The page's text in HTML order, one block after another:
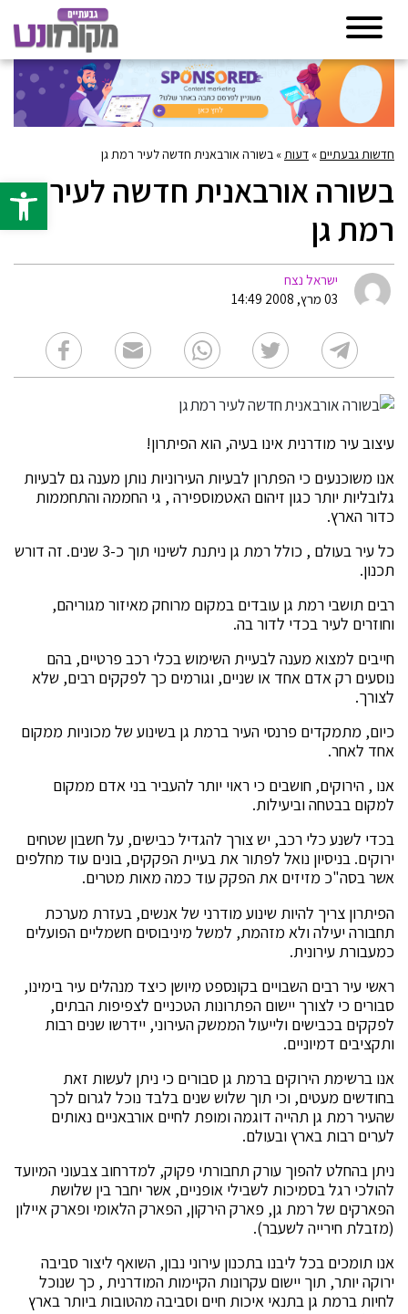
פתח
חדשות גבעתיים» דעות » בשורה אורבאנית חדשה לעיר רמת גן
בשורה אורבאנית חדשה לעיר
רמת גן
ישראל נצח
03 מרץ, 2008 14:49
עיצוב עיר מודרנית אינו בעיה, הוא הפיתרון!
אנו משוכנעים כי הפתרון לבעיות העירוניות נותן מענה גם לבעיות
גלובליות יותר כגון זיהום האטמוספירה , גי החממה והתחממות
כדור הארץ.
כל עיר בעולם , כולל רמת גן ניתנת לשינוי תוך כ-3 שנים. זה דורש
תכנון.
רבים תושבי רמת גן עובדים במקום מרוחק מאיזור מגוריהם,
וחוזרים לעיר בכדי לדור בה.
חייבים למצוא מענה לבעיית השימוש בכלי רכב פרטיים, בהם
נוסעים רק אדם אחד או שניים, וגורמים כך לפקקים רבים, שלא
לצורך.
כיום, מתמקדים פרנסי העיר ברמת גן בשינוע של מכוניות ממקום
אחד לאחר.
אנו , הירוקים, חושבים כי ראוי יותר להעביר בני אדם ממקום
למקום בבטחה וביעילות.
בכדי לשנע כלי רכב, יש צורך להגדיל כבישים, על חשבון שטחים
ירוקים. בניסיון נואל לפתור את בעיית הפקקים, בונים עוד מחלפים
אשר בסה"כ מזיזים את הפקק עוד כמה מאות מטרים.
הפיתרון צריך להיות שינוע מודרני של אנשים, בעזרת מערכת
תחבורה יעילה ולא מזהמת, למשל מיניבוסים חשמליים הפועלים
כמעבורת עירונית.
ראשי עיר רבים השבויים בקונספט מיושן כיצד מנהלים עיר בימינו,
סבורים כי לצורך יישום הפתרונות הטכניים לצפיפות הבתים,
לפקקים בכבישים ולייעול הממשק העירוני, יידרשו שנים רבות
ותקציבים דמיוניים.
אנו ברשימת הירוקים ברמת גן סבורים כי ניתן לעשות זאת
בחודשים מעטים, וכי תוך שלוש שנים בלבד נוכל לגרום לכך
שהעיר רמת גן תהייה דוגמה ומופת לחיים אורבאניים נאותים
לערים רבות בארץ ובעולם.
ניתן בהחלט להפוך עורק תחבורתי פקוק, למדרחוב צבעוני המיועד
להולכי רגל בסמיכות לשבילי אופניים, אשר יחבר בין שלושת
הפארקים של רמת גן, פארק הירקון, הפארק הלאומי ופארק איילון
(מזבלת חירייה לשעבר).
אנו תומכים בכל ליבנו בתכנון עירוני נבון, השואף ליצור סביבה
ירוקה יותר, תוך יישום עקרונות הקיימות המודרנית , כך שנוכל
לחיות ברמת גן בתנאי איכות חיים וסביבה מהטובות ביותר בארץ